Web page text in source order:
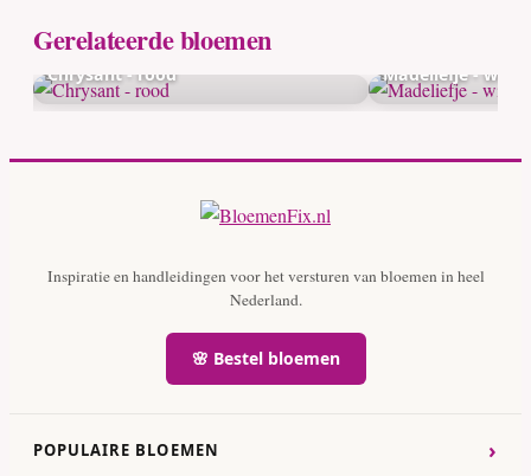
Gerelateerde bloemen
Chrysant - rood Madeliefje - wit
Inspiratie en handleidingen voor het versturen van bloemen in heel
Nederland.
🌸 Bestel bloemen
POPULAIRE BLOEMEN ›